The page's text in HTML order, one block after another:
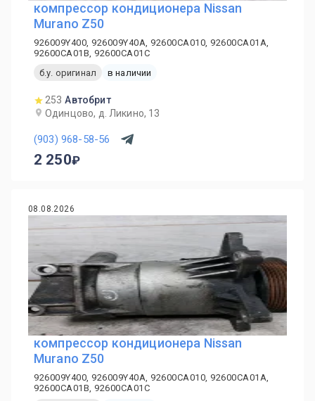
компрессор кондиционера Nissan
Murano Z50
926009Y400, 926009Y40A, 92600CA010, 92600CA01A,
92600CA01B, 92600CA01C
б.у. оригинал
в наличии
253 Автобрит
Одинцово, д. Ликино, 13
(903) 968-58-56
2 250
08.08.2026
компрессор кондиционера Nissan
Murano Z50
926009Y400, 926009Y40A, 92600CA010, 92600CA01A,
92600CA01B, 92600CA01C